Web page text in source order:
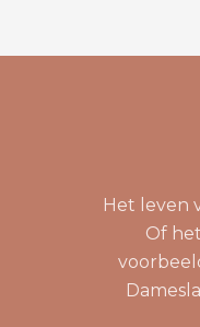
Het leven
Of